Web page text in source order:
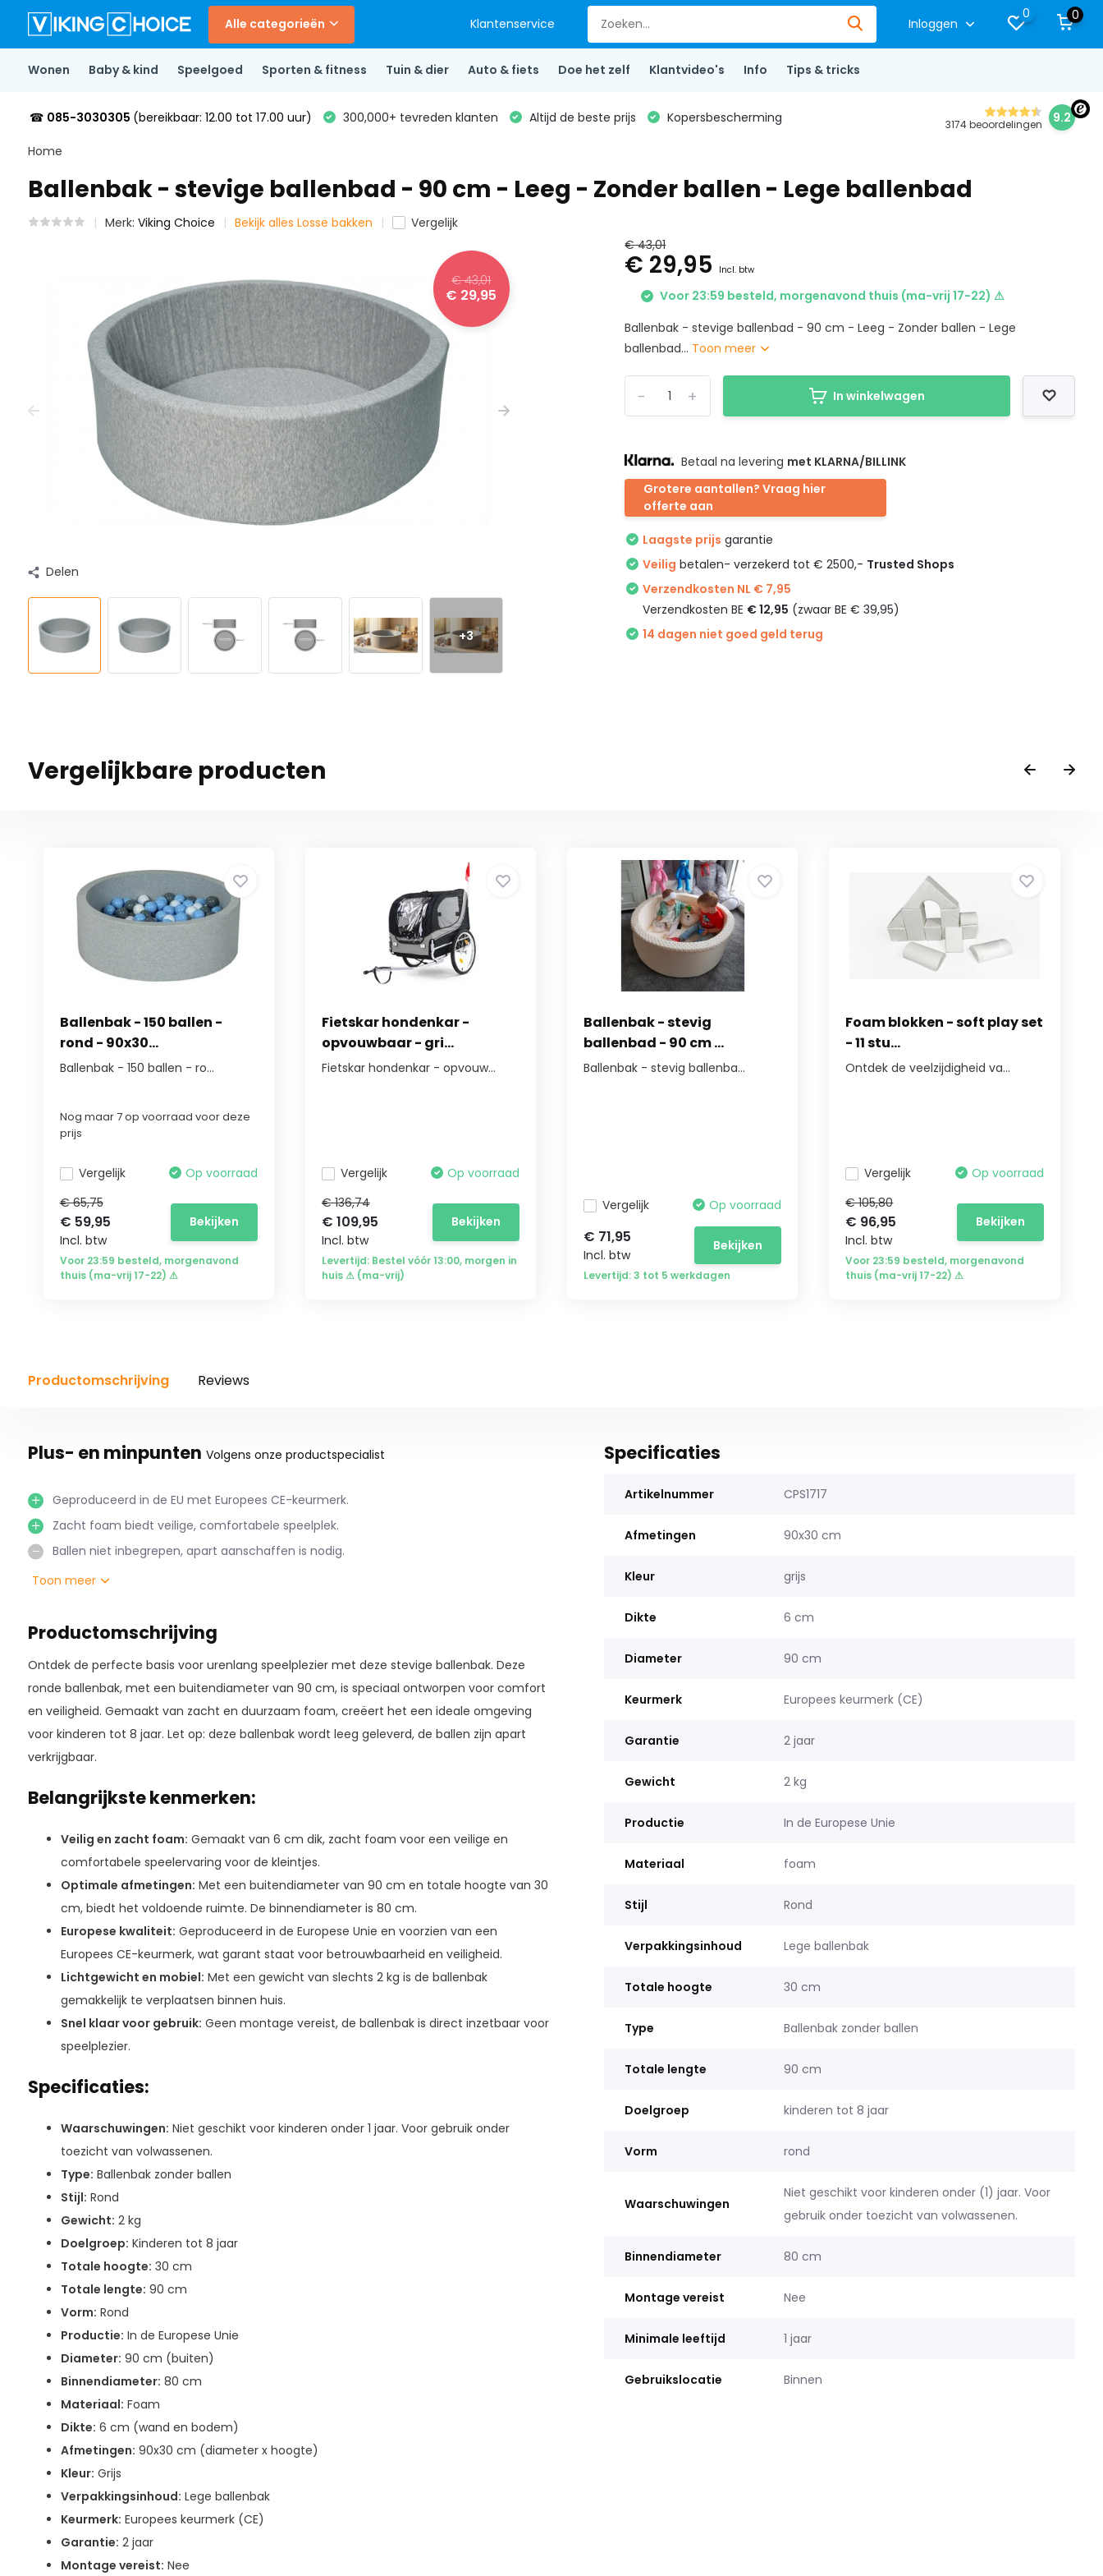
Alle categorieën Klantenservice Inloggen
0 0
Wonen Baby & kind Speelgoed Sporten & fitness Tuin & dier Auto & fiets Doe het zelf Klantvideo's Info Tips & tricks
☎ 085-3030305 (bereikbaar: 12.00 tot 17.00 uur) 300,000+ tevreden klanten Altijd de beste prijs Kopersbescherming 3174 beoordelingen 9.2
Home
Ballenbak - stevige ballenbad - 90 cm - Leeg - Zonder ballen - Lege ballenbad
Merk: Viking Choice Bekijk alles Losse bakken Vergelijk
€ 43,01
€ 29,95
Delen
+3
€ 43,01
€ 29,95 Incl. btw
Voor 23:59 besteld, morgenavond thuis (ma-vrij 17-22) ⚠
Ballenbak - stevige ballenbad - 90 cm - Leeg - Zonder ballen - Lege
ballenbad... Toon meer
+
- In winkelwagen
Betaal na levering met KLARNA/BILLINK
Grotere aantallen? Vraag hier
offerte aan
Laagste prijs garantie
Veilig betalen- verzekerd tot € 2500,- Trusted Shops
Verzendkosten NL € 7,95
Verzendkosten BE € 12,95 (zwaar BE € 39,95)
14 dagen niet goed geld terug
Vergelijkbare producten
Ballenbak - 150 ballen -
rond - 90x30...
Ballenbak - 150 ballen - ro...
Nog maar 7 op voorraad voor deze
prijs
Vergelijk
Op voorraad
€ 65,75
€ 59,95
Incl. btw
Bekijken
Voor 23:59 besteld, morgenavond
thuis (ma-vrij 17-22) ⚠
Fietskar hondenkar -
opvouwbaar - gri...
Fietskar hondenkar - opvouw...
Vergelijk
Op voorraad
€ 136,74
€ 109,95
Incl. btw
Bekijken
Levertijd: Bestel vóór 13:00, morgen in
huis ⚠ (ma-vrij)
Ballenbak - stevig
ballenbad - 90 cm ...
Ballenbak - stevig ballenba...
Vergelijk Op voorraad
€ 71,95
Incl. btw
Bekijken
Levertijd: 3 tot 5 werkdagen
Foam blokken - soft play set
- 11 stu...
Ontdek de veelzijdigheid va...
Vergelijk
Op voorraad
€ 105,80
€ 96,95
Incl. btw
Bekijken
Voor 23:59 besteld, morgenavond
thuis (ma-vrij 17-22) ⚠
Productomschrijving Reviews
Plus- en minpunten Volgens onze productspecialist
Geproduceerd in de EU met Europees CE-keurmerk.
Zacht foam biedt veilige, comfortabele speelplek.
Ballen niet inbegrepen, apart aanschaffen is nodig.
Toon meer
Productomschrijving
Ontdek de perfecte basis voor urenlang speelplezier met deze stevige ballenbak. Deze
ronde ballenbak, met een buitendiameter van 90 cm, is speciaal ontworpen voor comfort
en veiligheid. Gemaakt van zacht en duurzaam foam, creëert het een ideale omgeving
voor kinderen tot 8 jaar. Let op: deze ballenbak wordt leeg geleverd, de ballen zijn apart
verkrijgbaar.
Belangrijkste kenmerken:
Veilig en zacht foam: Gemaakt van 6 cm dik, zacht foam voor een veilige en
comfortabele speelervaring voor de kleintjes.
Optimale afmetingen: Met een buitendiameter van 90 cm en totale hoogte van 30
cm, biedt het voldoende ruimte. De binnendiameter is 80 cm.
Europese kwaliteit: Geproduceerd in de Europese Unie en voorzien van een
Europees CE-keurmerk, wat garant staat voor betrouwbaarheid en veiligheid.
Lichtgewicht en mobiel: Met een gewicht van slechts 2 kg is de ballenbak
gemakkelijk te verplaatsen binnen huis.
Snel klaar voor gebruik: Geen montage vereist, de ballenbak is direct inzetbaar voor
speelplezier.
Specificaties:
Waarschuwingen: Niet geschikt voor kinderen onder 1 jaar. Voor gebruik onder
toezicht van volwassenen.
Type: Ballenbak zonder ballen
Stijl: Rond
Gewicht: 2 kg
Doelgroep: Kinderen tot 8 jaar
Totale hoogte: 30 cm
Totale lengte: 90 cm
Vorm: Rond
Productie: In de Europese Unie
Diameter: 90 cm (buiten)
Binnendiameter: 80 cm
Materiaal: Foam
Dikte: 6 cm (wand en bodem)
Afmetingen: 90x30 cm (diameter x hoogte)
Kleur: Grijs
Verpakkingsinhoud: Lege ballenbak
Keurmerk: Europees keurmerk (CE)
Garantie: 2 jaar
Montage vereist: Nee
Specificaties
Artikelnummer CPS1717
Afmetingen 90x30 cm
Kleur grijs
Dikte 6 cm
Diameter 90 cm
Keurmerk Europees keurmerk (CE)
Garantie 2 jaar
Gewicht 2 kg
Productie In de Europese Unie
Materiaal foam
Stijl Rond
Verpakkingsinhoud Lege ballenbak
Totale hoogte 30 cm
Type Ballenbak zonder ballen
Totale lengte 90 cm
Doelgroep kinderen tot 8 jaar
Vorm rond
Waarschuwingen
Niet geschikt voor kinderen onder (1) jaar. Voor
gebruik onder toezicht van volwassenen.
Binnendiameter 80 cm
Montage vereist Nee
Minimale leeftijd 1 jaar
Gebruikslocatie Binnen